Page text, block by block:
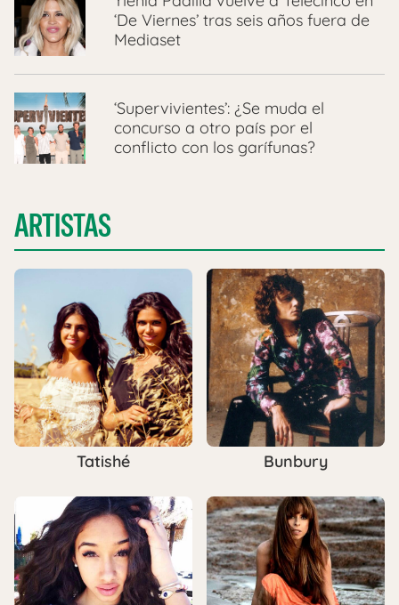
‘De Viernes’ tras seis años fuera de
Mediaset
‘Supervivientes’: ¿Se muda el
concurso a otro país por el
conflicto con los garífunas?
ARTISTAS
Tatishé Bunbury